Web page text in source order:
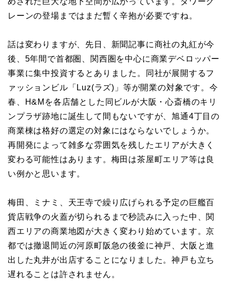
レーンの登場まではまだ暫く辛抱が必要ですね。
話は変わりますが、先日、新聞記事に商社の丸紅が今
後、5年間で首都圏、関西圏を中心に商業デベロッパー
事業に集中投資するとありました。同社が展開するフ
ァッションビル「Luz(ラズ)」等が開業の対象です。今
春、H&Mを各店舗とした同ビルが大阪・心斎橋のキリ
ンプラザ跡地に誕生して間もないですが、旭通4丁目の
商業棟は格好の選定の対象にはならないでしょうか。
再開発によって雑多な雰囲気を残したエリアが大きく
変わる可能性はあります。梅田は茶屋町エリア等は良
い例かと思います。
梅田、ミナミ、天王寺で繰り広げられる予定の巨艦百
貨店戦争の火蓋が切られるまで秒読みに入った中、関
西エリアの商業地図が大きく変わり始めています。京
都では撤退間近の河原町阪急の後釜に神戸、大阪と進
出した丸井が出店することになりました。神戸も立ち
遅れることは許されません。